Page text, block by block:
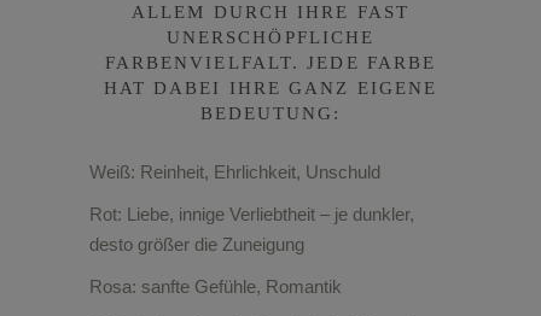
ALLEM DURCH IHRE FAST
UNERSCHÖPFLICHE
FARBENVIELFALT. JEDE FARBE
HAT DABEI IHRE GANZ EIGENE
BEDEUTUNG:
Weiß: Reinheit, Ehrlichkeit, Unschuld
Rot: Liebe, innige Verliebtheit – je dunkler,
desto größer die Zuneigung
Rosa: sanfte Gefühle, Romantik